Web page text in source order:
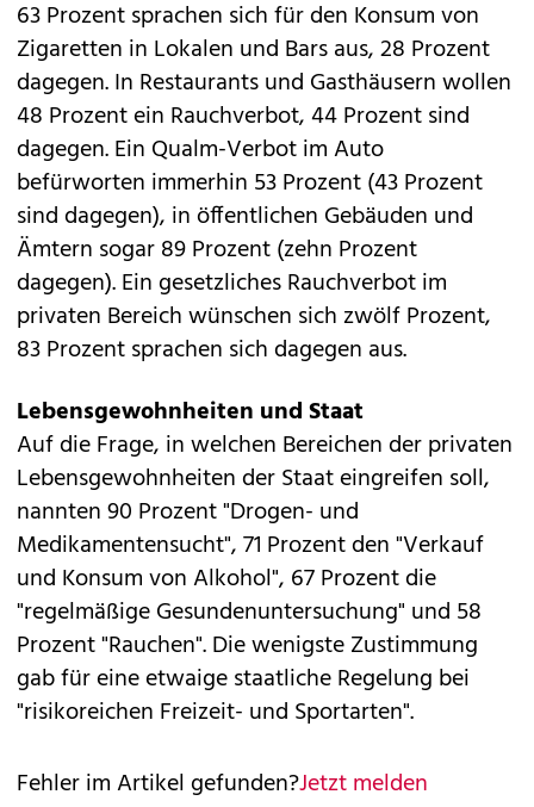
63 Prozent sprachen sich für den Konsum von
Zigaretten in Lokalen und Bars aus, 28 Prozent
dagegen. In Restaurants und Gasthäusern wollen
48 Prozent ein Rauchverbot, 44 Prozent sind
dagegen. Ein Qualm-Verbot im Auto
befürworten immerhin 53 Prozent (43 Prozent
sind dagegen), in öffentlichen Gebäuden und
Ämtern sogar 89 Prozent (zehn Prozent
dagegen). Ein gesetzliches Rauchverbot im
privaten Bereich wünschen sich zwölf Prozent,
83 Prozent sprachen sich dagegen aus.
Lebensgewohnheiten und Staat
Auf die Frage, in welchen Bereichen der privaten
Lebensgewohnheiten der Staat eingreifen soll,
nannten 90 Prozent "Drogen- und
Medikamentensucht", 71 Prozent den "Verkauf
und Konsum von Alkohol", 67 Prozent die
"regelmäßige Gesundenuntersuchung" und 58
Prozent "Rauchen". Die wenigste Zustimmung
gab für eine etwaige staatliche Regelung bei
"risikoreichen Freizeit- und Sportarten".
Fehler im Artikel gefunden?Jetzt melden